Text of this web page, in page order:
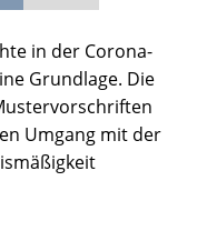
in der Corona-
Grundlage. Die
Umgang mit der